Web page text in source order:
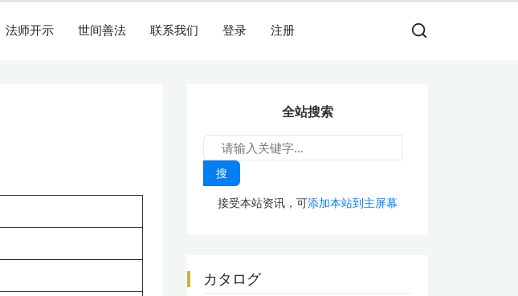
法师开示 世间善法 联系我们 登录 注册
全站搜索
搜
接受本站资讯，可添加本站到主屏幕
カタログ